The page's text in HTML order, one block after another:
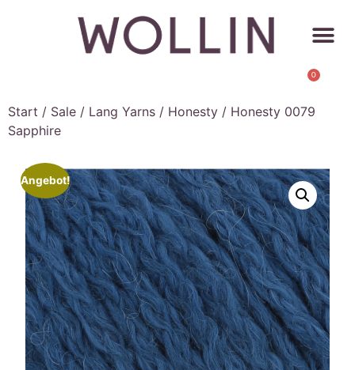
0
Start / Sale / Lang Yarns / Honesty / Honesty 0079
Sapphire
Angebot!